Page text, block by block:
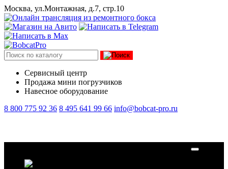
Москва, ул.Монтажная, д.7, стр.10
Сервисный центр
Продажа мини погрузчиков
Навесное оборудование
8 800 775 92 36 8 495 641 99 66 info@bobcat-pro.ru